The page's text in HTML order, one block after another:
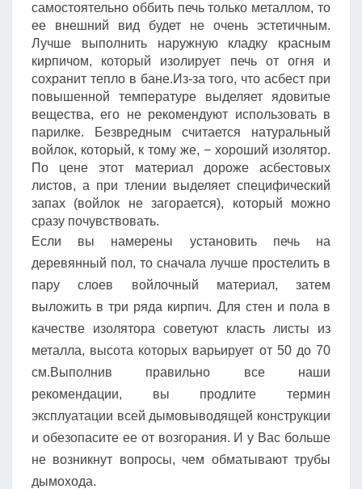
самостоятельно оббить печь только металлом, то
ее внешний вид будет не очень эстетичным.
Лучше выполнить наружную кладку красным
кирпичом, который изолирует печь от огня и
сохранит тепло в бане.Из-за того, что асбест при
повышенной температуре выделяет ядовитые
вещества, его не рекомендуют использовать в
парилке. Безвредным считается натуральный
войлок, который, к тому же, − хороший изолятор.
По цене этот материал дороже асбестовых
листов, а при тлении выделяет специфический
запах (войлок не загорается), который можно
сразу почувствовать.
Если вы намерены установить печь на
деревянный пол, то сначала лучше простелить в
пару слоев войлочный материал, затем
выложить в три ряда кирпич. Для стен и пола в
качестве изолятора советуют класть листы из
металла, высота которых варьирует от 50 до 70
см.Выполнив правильно все наши
рекомендации, вы продлите термин
эксплуатации всей дымовыводящей конструкции
и обезопасите ее от возгорания. И у Вас больше
не возникнут вопросы, чем обматывают трубы
дымохода.